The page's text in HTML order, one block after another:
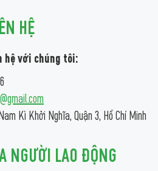
HỆ
hệ với chúng tôi:
Kì Khởi Nghĩa, Quận 3, Hồ Chí Minh
NGƯỜI LAO ĐỘNG